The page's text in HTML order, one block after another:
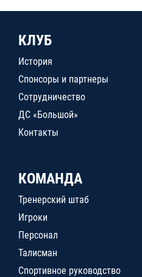
КЛУБ
История
Спонсоры и партнеры
Сотрудничество
ДС «Большой»
Контакты
КОМАНДА
Тренерский штаб
Игроки
Персонал
Талисман
Спортивное руководство